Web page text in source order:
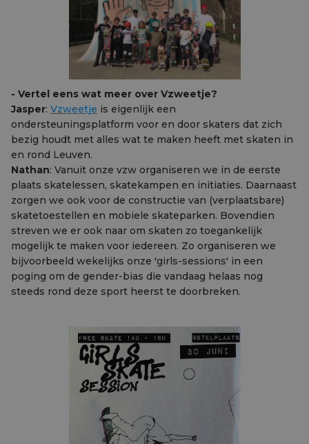
- Vertel eens wat meer over Vzweetje?
Jasper: Vzweetje is eigenlijk een
ondersteuningsplatform voor en door skaters dat zich
bezig houdt met alles wat te maken heeft met skaten in
en rond Leuven.
Nathan: Vanuit onze vzw organiseren we in de eerste
plaats skatelessen, skatekampen en initiaties. Daarnaast
zorgen we ook voor de constructie van (verplaatsbare)
skatetoestellen en mobiele skateparken. Bovendien
streven we er ook naar om skaten zo toegankelijk
mogelijk te maken voor iedereen. Zo organiseren we
bijvoorbeeld wekelijks onze 'girls-sessions' in een
poging om de gender-bias die vandaag helaas nog
steeds rond deze sport heerst te doorbreken.